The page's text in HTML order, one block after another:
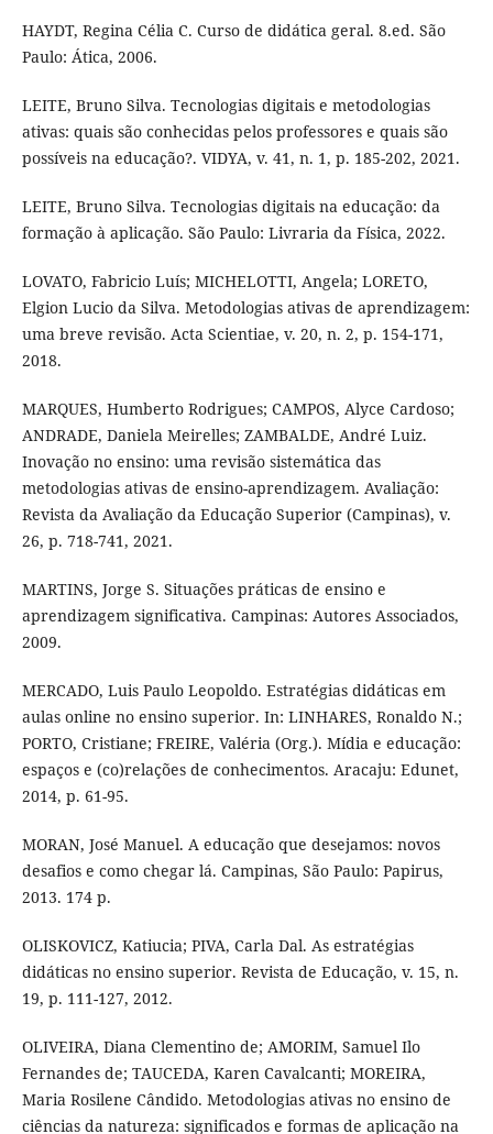
HAYDT, Regina Célia C. Curso de didática geral. 8.ed. São
Paulo: Ática, 2006.
LEITE, Bruno Silva. Tecnologias digitais e metodologias
ativas: quais são conhecidas pelos professores e quais são
possíveis na educação?. VIDYA, v. 41, n. 1, p. 185-202, 2021.
LEITE, Bruno Silva. Tecnologias digitais na educação: da
formação à aplicação​. São Paulo: Livraria da Física, 2022.
LOVATO, Fabricio Luís; MICHELOTTI, Angela; LORETO,
Elgion Lucio da Silva. Metodologias ativas de aprendizagem:
uma breve revisão. Acta Scientiae, v. 20, n. 2, p. 154-171,
2018.
MARQUES, Humberto Rodrigues; CAMPOS, Alyce Cardoso;
ANDRADE, Daniela Meirelles; ZAMBALDE, André Luiz.
Inovação no ensino: uma revisão sistemática das
metodologias ativas de ensino-aprendizagem. Avaliação:
Revista da Avaliação da Educação Superior (Campinas), v.
26, p. 718-741, 2021.
MARTINS, Jorge S. Situações práticas de ensino e
aprendizagem significativa. Campinas: Autores Associados,
2009.
MERCADO, Luis Paulo Leopoldo. Estratégias didáticas em
aulas online no ensino superior. In: LINHARES, Ronaldo N.;
PORTO, Cristiane; FREIRE, Valéria (Org.). Mídia e educação:
espaços e (co)relações de conhecimentos. Aracaju: Edunet,
2014, p. 61-95.
MORAN, José Manuel. A educação que desejamos: novos
desafios e como chegar lá. Campinas, São Paulo: Papirus,
2013. 174 p.
OLISKOVICZ, Katiucia; PIVA, Carla Dal. As estratégias
didáticas no ensino superior. Revista de Educação, v. 15, n.
19, p. 111-127, 2012.
OLIVEIRA, Diana Clementino de; AMORIM, Samuel Ilo
Fernandes de; TAUCEDA, Karen Cavalcanti; MOREIRA,
Maria Rosilene Cândido. Metodologias ativas no ensino de
ciências da natureza: significados e formas de aplicação na